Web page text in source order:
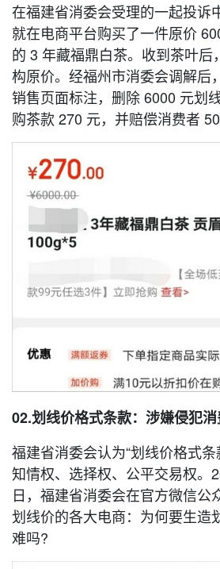
在福建省消委会受理的一起投诉
就在电商平台购买了一件原价
的 3 年藏福鼎白茶。收到茶叶后
构原价。经福州市消委会调解后
销售页面标注，删除 6000 元划
购茶款 270 元，并赔偿消费者
02.划线价格式条款：涉嫌侵犯
福建省消委会认为“划线价格式
知情权、选择权、公平交易权。
日，福建省消委会在官方微信公
划线价的各大电商：为何要生造
难吗?